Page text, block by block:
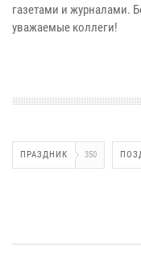
газетами и журналами.
уважаемые коллеги!
ПРАЗДНИК 350